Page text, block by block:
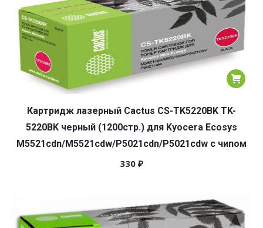
Картридж лазерный Cactus CS-TK5220BK TK-
5220BK черный (1200стр.) для Kyocera Ecosys
M5521cdn/M5521cdw/P5021cdn/P5021cdw с чипом
330 ₽